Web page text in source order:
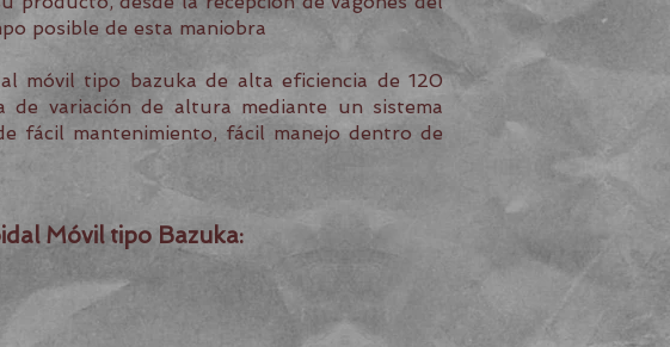
posible de esta maniobra
móvil tipo bazuka de alta eficiencia de 120
variación de altura mediante un sistema
fácil mantenimiento, fácil manejo dentro de
Móvil tipo Bazuka: